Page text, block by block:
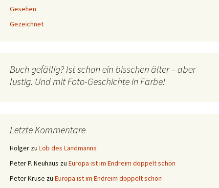
Gesehen
Gezeichnet
Buch gefällig? Ist schon ein bisschen älter – aber
lustig. Und mit Foto-Geschichte in Farbe!
Letzte Kommentare
Holger zu Lob des Landmanns
Peter P. Neuhaus zu Europa ist im Endreim doppelt schön
Peter Kruse zu Europa ist im Endreim doppelt schön